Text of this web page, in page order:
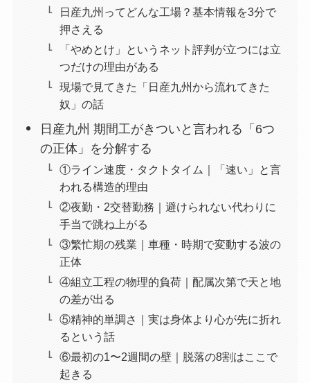
日産九州ってどんな工場？基本情報を3分で
押さえる
「やめとけ」というネット評判が立つには立
つだけの理由がある
現場で見てきた「日産九州から流れてきた
奴」の話
日産九州 期間工がきついと言われる「6つ
の正体」を分解する
①ライン速度・タクトタイム｜「速い」と言
われる構造的理由
②夜勤・2交替勤務｜避けられない代わりに
手当で跳ね上がる
③繁忙期の残業｜車種・時期で変動する波の
正体
④組立工程の物理的負荷｜配属次第で天と地
の差が出る
⑤精神的単調さ｜実は身体より心が先に折れ
るという話
⑥最初の1〜2週間の壁｜脱落の8割はここで
起きる